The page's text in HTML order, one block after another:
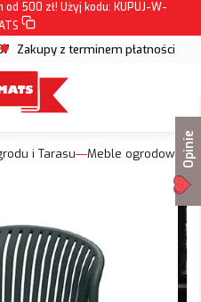
500 zł! Użyj kodu: KUPUJ-W-
Zakupy z terminem płatności
i Tarasu Meble ogrodowe Opinie